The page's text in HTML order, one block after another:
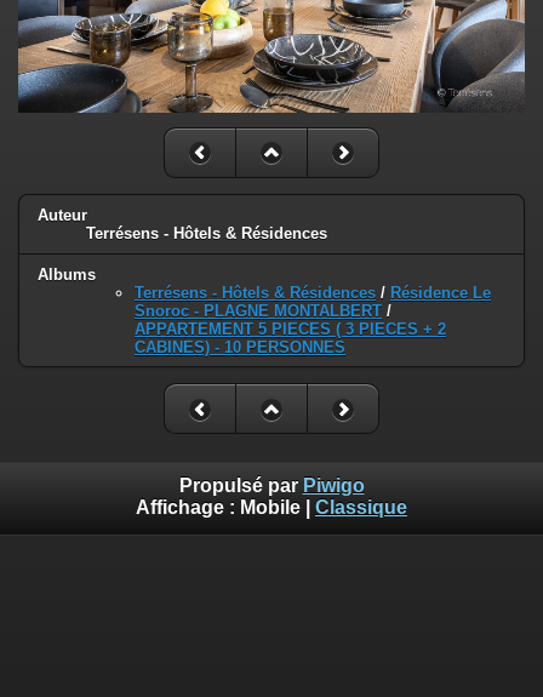
Auteur
Terrésens - Hôtels & Résidences
Albums
Terrésens - Hôtels & Résidences / Résidence Le
Snoroc - PLAGNE MONTALBERT /
APPARTEMENT 5 PIECES ( 3 PIECES + 2
CABINES) - 10 PERSONNES
Propulsé par Piwigo
Affichage : Mobile Classique